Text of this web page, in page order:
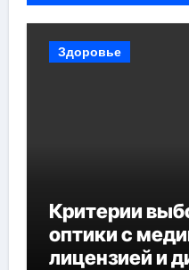
Здоровье
Критерии
оптики с
лицензией и